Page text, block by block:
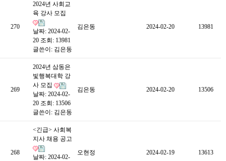
270
2024년 사회교
육 강사 모집
날짜: 2024-02-
20 조회: 13981
글쓴이: 김은동
김은동 2024-02-20 13981
269
2024년 삼동은
빛행복대학 강
사 모집
날짜: 2024-02-
20 조회: 13506
글쓴이: 김은동
김은동 2024-02-20 13506
268
<긴급> 사회복
지사 채용 공고
날짜: 2024-02-
오현정 2024-02-19 13613